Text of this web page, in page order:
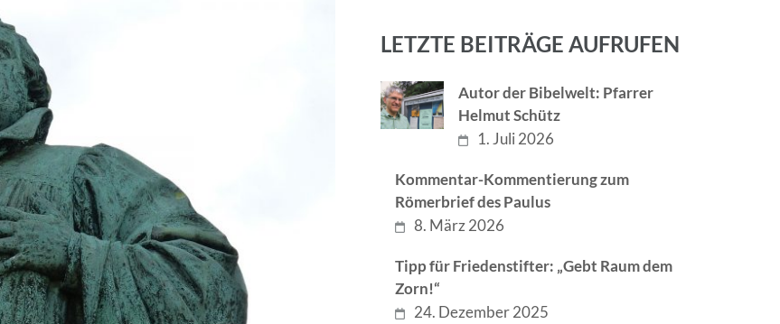
LETZTE BEITRÄGE AUFRUFEN
Autor der Bibelwelt: Pfarrer
Helmut Schütz
1. Juli 2026
Kommentar-Kommentierung zum
Römerbrief des Paulus
8. März 2026
Tipp für Friedenstifter: „Gebt Raum dem
Zorn!“
24. Dezember 2025